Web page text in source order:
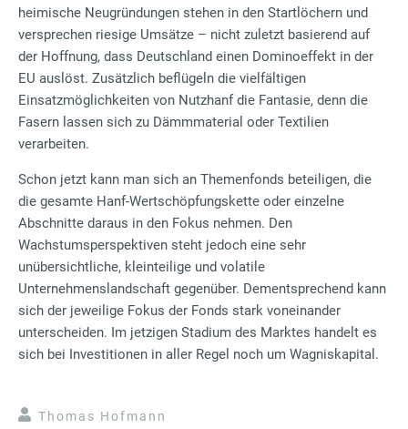
heimische Neugründungen stehen in den Startlöchern und
versprechen riesige Umsätze – nicht zuletzt basierend auf
der Hoffnung, dass Deutschland einen Dominoeffekt in der
EU auslöst. Zusätzlich beflügeln die vielfältigen
Einsatzmöglichkeiten von Nutzhanf die Fantasie, denn die
Fasern lassen sich zu Dämmmaterial oder Textilien
verarbeiten.
Schon jetzt kann man sich an Themenfonds beteiligen, die
die gesamte Hanf-Wertschöpfungskette oder einzelne
Abschnitte daraus in den Fokus nehmen. Den
Wachstumsperspektiven steht jedoch eine sehr
unübersichtliche, kleinteilige und volatile
Unternehmenslandschaft gegenüber. Dementsprechend kann
sich der jeweilige Fokus der Fonds stark voneinander
unterscheiden. Im jetzigen Stadium des Marktes handelt es
sich bei Investitionen in aller Regel noch um Wagniskapital.
Thomas Hofmann